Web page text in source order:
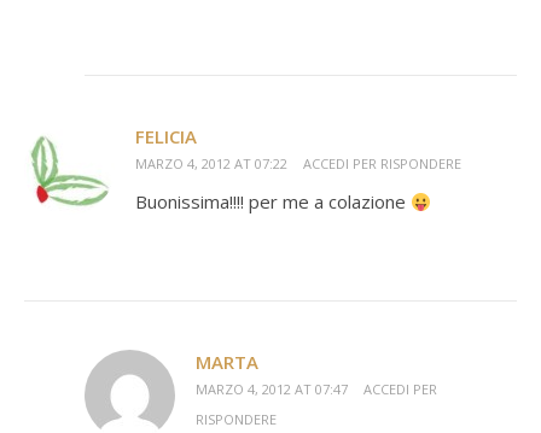
FELICIA
MARZO 4, 2012 AT 07:22 ACCEDI PER RISPONDERE
Buonissima!!!! per me a colazione
MARTA
MARZO 4, 2012 AT 07:47
ACCEDI PER
RISPONDERE